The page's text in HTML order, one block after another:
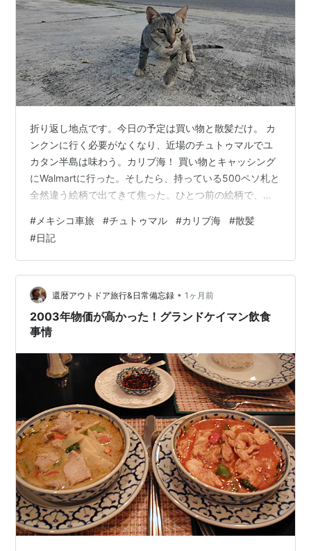
折り返し地点です。今日の予定は買い物と散髪だけ。 カ
ンクンに行く必要がなくなり、近場のチュトゥマルでユ
カタン半島は味わう。カリブ海！ 買い物とキャッシング
にWalmartに行った。そしたら、持っている500ペソ札と
全然違う絵柄で出てきて焦った。ひとつ前の絵柄で、問
あ、大型スーパーで試してみたところ、普通に受け取っ
てくれたので気にしないことにする。メキシコはお店も
W杯というかメキシコ代表応援で、面白い。気にせず買
っていく人もいるのがまた・・・ メキシコカラーのメロ
ンパンとどっちが勝つかケーキ。メキシコ圧勝。 宿の前
のねこたち、とマングローブのすき…
#メキシコ車旅 #チュトゥマル #カリブ海 #散髪
#日記
還暦アウトドア旅行&日常備忘録 • 1ヶ月前
2003年物価が高かった！グランドケイマン飲食
事情